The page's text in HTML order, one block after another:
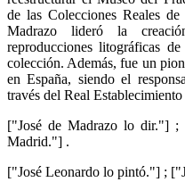
de las Colecciones Reales
Madrazo lideró la
reproducciones litográficas
colección. Además, fue un
en España, siendo el
través del Real
["José de Madrazo lo dir."] ;
Madrid."] .
["José Leonardo lo pintó."] ;